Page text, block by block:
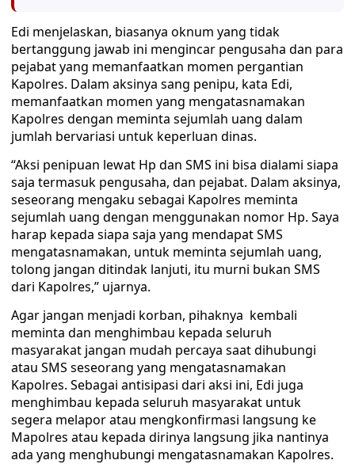
Edi menjelaskan, biasanya oknum yang tidak
bertanggung jawab ini mengincar pengusaha dan para
pejabat yang memanfaatkan momen pergantian
Kapolres. Dalam aksinya sang penipu, kata Edi,
memanfaatkan momen yang mengatasnamakan
Kapolres dengan meminta sejumlah uang dalam
jumlah bervariasi untuk keperluan dinas.
“Aksi penipuan lewat Hp dan SMS ini bisa dialami siapa
saja termasuk pengusaha, dan pejabat. Dalam aksinya,
seseorang mengaku sebagai Kapolres meminta
sejumlah uang dengan menggunakan nomor Hp. Saya
harap kepada siapa saja yang mendapat SMS
mengatasnamakan, untuk meminta sejumlah uang,
tolong jangan ditindak lanjuti, itu murni bukan SMS
dari Kapolres,” ujarnya.
Agar jangan menjadi korban, pihaknya kembali
meminta dan menghimbau kepada seluruh
masyarakat jangan mudah percaya saat dihubungi
atau SMS seseorang yang mengatasnamakan
Kapolres. Sebagai antisipasi dari aksi ini, Edi juga
menghimbau kepada seluruh masyarakat untuk
segera melapor atau mengkonfirmasi langsung ke
Mapolres atau kepada dirinya langsung jika nantinya
ada yang menghubungi mengatasnamakan Kapolres.